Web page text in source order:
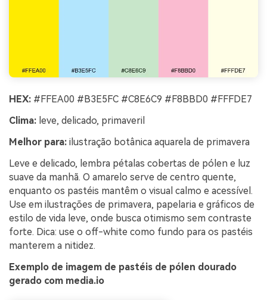
HEX: #FFEA00 #B3E5FC #C8E6C9 #F8BBD0 #FFFDE7
Clima: leve, delicado, primaveril
Melhor para: ilustração botânica aquarela de primavera
Leve e delicado, lembra pétalas cobertas de pólen e luz
suave da manhã. O amarelo serve de centro quente,
enquanto os pastéis mantêm o visual calmo e acessível.
Use em ilustrações de primavera, papelaria e gráficos de
estilo de vida leve, onde busca otimismo sem contraste
forte. Dica: use o off-white como fundo para os pastéis
manterem a nitidez.
Exemplo de imagem de pastéis de pólen dourado
gerado com media.io